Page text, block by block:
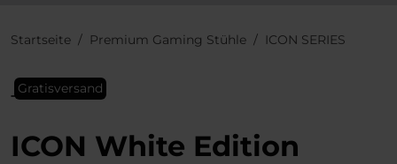
Startseite Premium Gaming Stühle ICON SERIES
Gratisversand
ICON White Edition